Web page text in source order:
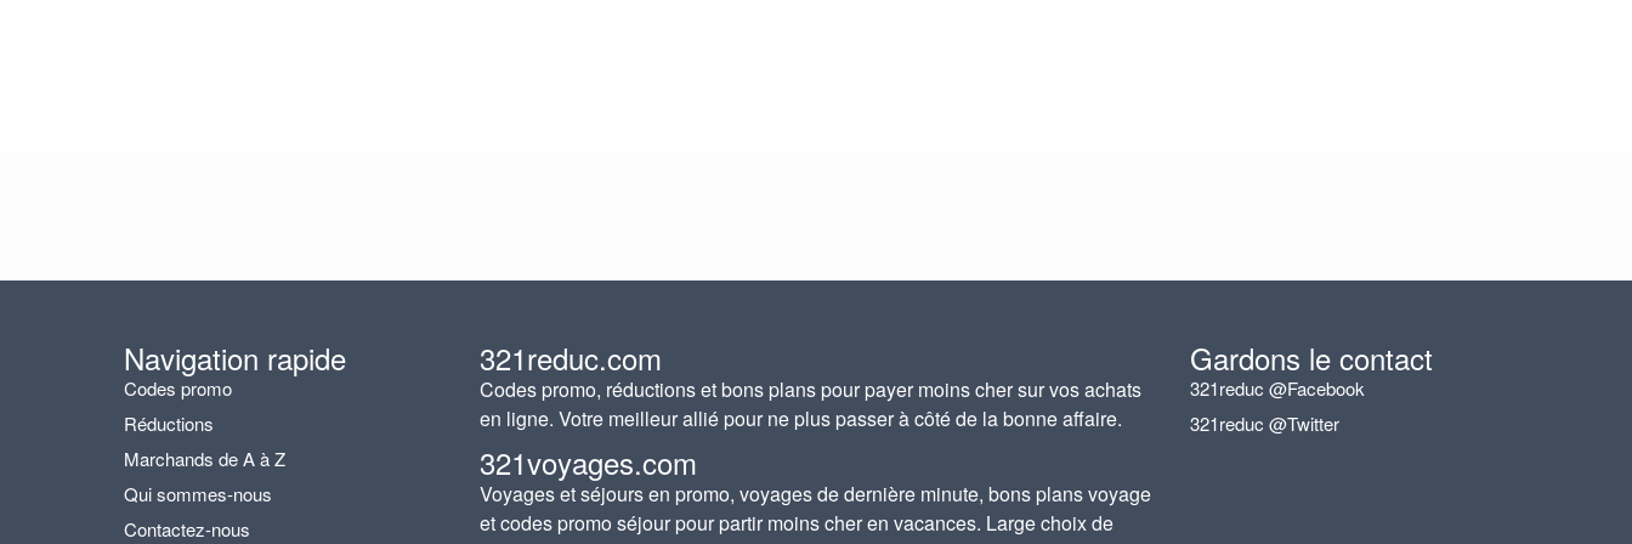
Navigation rapide
Codes promo
Réductions
Marchands de A à Z
Qui sommes-nous
Contactez-nous
321reduc.com
Codes promo, réductions et bons plans pour payer moins cher sur vos achats
en ligne. Votre meilleur allié pour ne plus passer à côté de la bonne affaire.
321voyages.com
Voyages et séjours en promo, voyages de dernière minute, bons plans voyage
et codes promo séjour pour partir moins cher en vacances. Large choix de
Gardons le contact
321reduc @Facebook
321reduc @Twitter